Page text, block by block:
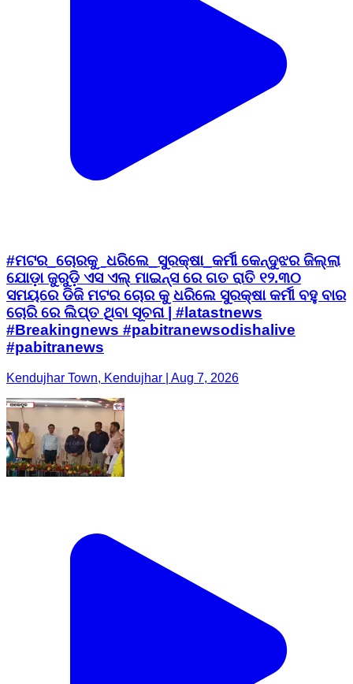
#ମଟର_ଚୋରକୁ_ଧରିଲେ_ସୁରକ୍ଷା_କର୍ମୀ କେନ୍ଦୁଝର ଜିଲ୍ଲା
ଯୋଡ଼ା ଜୁରୁଡ଼ି ଏସ ଏଲ୍ ମାଇନ୍ସ ରେ ଗତ ରାତି ୧୨.୩୦
ସମୟରେ ଡିଜି ମଟର ଚୋର କୁ ଧରିଲେ ସୁରକ୍ଷା କର୍ମୀ ବହୁ ବାର
ଚୋରି ରେ ଲିପ୍ତ ଥିବା ସୂଚନା | #latastnews
#Breakingnews #pabitranewsodishalive
#pabitranews
Kendujhar Town, Kendujhar | Aug 7, 2026